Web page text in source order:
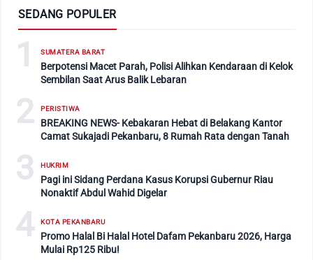
SEDANG POPULER
1 SUMATERA BARAT
Berpotensi Macet Parah, Polisi Alihkan Kendaraan di Kelok
Sembilan Saat Arus Balik Lebaran
2 PERISTIWA
BREAKING NEWS- Kebakaran Hebat di Belakang Kantor
Camat Sukajadi Pekanbaru, 8 Rumah Rata dengan Tanah
3 HUKRIM
Pagi ini Sidang Perdana Kasus Korupsi Gubernur Riau
Nonaktif Abdul Wahid Digelar
4 KOTA PEKANBARU
Promo Halal Bi Halal Hotel Dafam Pekanbaru 2026, Harga
Mulai Rp125 Ribu!